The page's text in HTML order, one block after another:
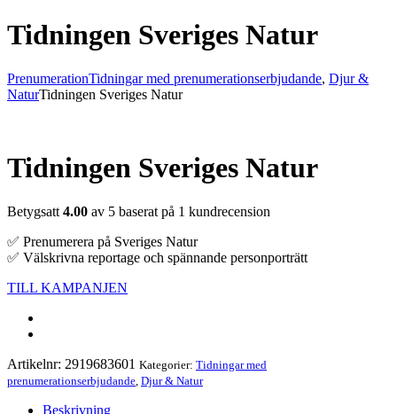
Tidningen Sveriges Natur
PrenumerationTidningar med prenumerationserbjudande, Djur &
NaturTidningen Sveriges Natur
Tidningen Sveriges Natur
Betygsatt 4.00 av 5 baserat på 1 kundrecension
✅ Prenumerera på Sveriges Natur
✅ Välskrivna reportage och spännande personporträtt
TILL KAMPANJEN
Artikelnr: 2919683601 Kategorier: Tidningar med
prenumerationserbjudande Djur & Natur
Beskrivning